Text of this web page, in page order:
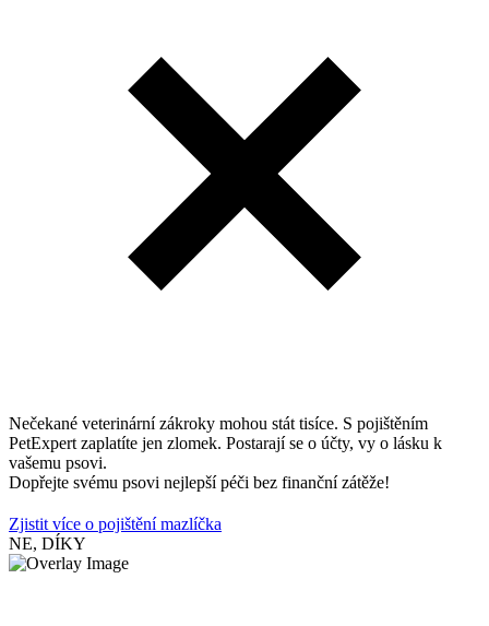
Nečekané veterinární zákroky mohou stát tisíce. S pojištěním
PetExpert zaplatíte jen zlomek. Postarají se o účty, vy o lásku k
vašemu psovi.
Dopřejte svému psovi nejlepší péči bez finanční zátěže!
Zjistit více o pojištění mazlíčka
NE, DÍKY